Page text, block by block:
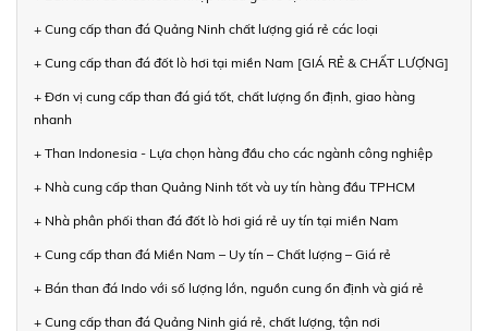
+ Cung cấp than đá Quảng Ninh chất lượng giá rẻ các loại
+ Cung cấp than đá đốt lò hơi tại miền Nam [GIÁ RẺ & CHẤT LƯỢNG]
+ Đơn vị cung cấp than đá giá tốt, chất lượng ổn định, giao hàng
nhanh
+ Than Indonesia - Lựa chọn hàng đầu cho các ngành công nghiệp
+ Nhà cung cấp than Quảng Ninh tốt và uy tín hàng đầu TPHCM
+ Nhà phân phối than đá đốt lò hơi giá rẻ uy tín tại miền Nam
+ Cung cấp than đá Miền Nam – Uy tín – Chất lượng – Giá rẻ
+ Bán than đá Indo với số lượng lớn, nguồn cung ổn định và giá rẻ
+ Cung cấp than đá Quảng Ninh giá rẻ, chất lượng, tận nơi